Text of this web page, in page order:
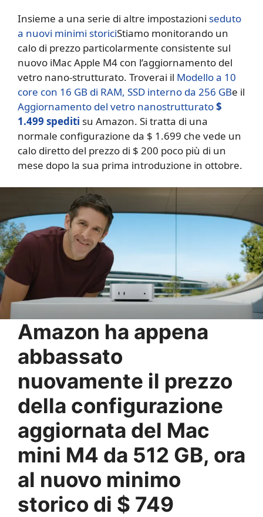
Insieme a una serie di altre impostazioni seduto
a nuovi minimi storiciStiamo monitorando un
calo di prezzo particolarmente consistente sul
nuovo iMac Apple M4 con l’aggiornamento del
vetro nano-strutturato. Troverai il Modello a 10
core con 16 GB di RAM, SSD interno da 256 GBe il
Aggiornamento del vetro nanostrutturato$
1.499 spediti su Amazon. Si tratta di una
normale configurazione da $ 1.699 che vede un
calo diretto del prezzo di $ 200 poco più di un
mese dopo la sua prima introduzione in ottobre.
Amazon ha appena
abbassato
nuovamente il prezzo
della configurazione
aggiornata del Mac
mini M4 da 512 GB, ora
al nuovo minimo
storico di $ 749